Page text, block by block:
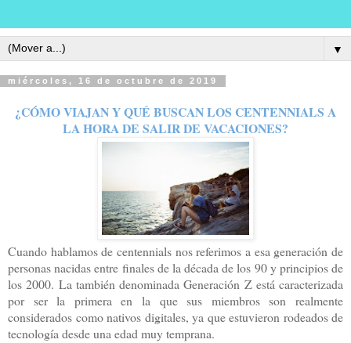
▼
miércoles, 16 de octubre de 2019
¿CÓMO VIAJAN Y QUÉ BUSCAN LOS CENTENNIALS A
LA HORA DE SALIR DE VACACIONES?
Cuando hablamos de centennials nos referimos a esa generación de
personas nacidas entre finales de la década de los 90 y principios de
los 2000. La también denominada Generación Z está caracterizada
por ser la primera en la que sus miembros son realmente
considerados como nativos digitales, ya que estuvieron rodeados de
tecnología desde una edad muy temprana.